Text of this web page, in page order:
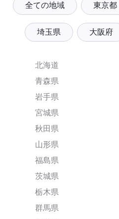
全ての地域 東京都
埼玉県 大阪府
北海道
青森県
岩手県
宮城県
秋田県
山形県
福島県
茨城県
栃木県
群馬県